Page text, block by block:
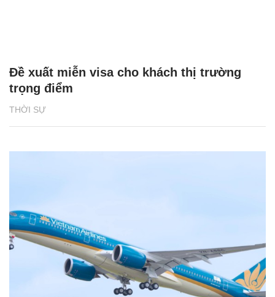
THỜI SỰ
Đề xuất miễn visa cho khách thị trường
trọng điểm